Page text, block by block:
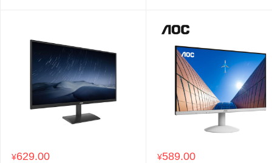
¥629.00 ¥589.00